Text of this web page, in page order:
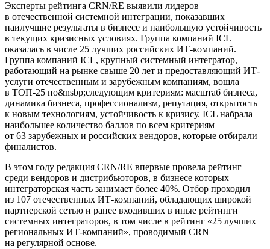
Эксперты рейтинга CRN/RE выявили лидеров
в отечественной системной интеграции, показавших
наилучшие результаты в бизнесе и наибольшую устойчивость
в текущих кризисных условиях. Группа компаний ICL
оказалась в числе 25 лучших российских ИТ-компаний.
Группа компаний ICL, крупный системный интегратор,
работающий на рынке свыше 20 лет и предоставляющий ИТ-
услуги отечественным и зарубежным компаниям, вошла
в ТОП-25 по&nsbp;следующим критериям: масштаб бизнеса,
динамика бизнеса, профессионализм, репутация, открытость
к новым технологиям, устойчивость к кризису. ICL набрала
наибольшее количество баллов по всем критериям
от 63 зарубежных и российских вендоров, которые отбирали
финалистов.
В этом году редакция CRN/RE впервые провела рейтинг
среди вендоров и дистрибьюторов, в бизнесе которых
интеграторская часть занимает более 40%. Отбор проходил
из 107 отечественных ИТ-компаний, обладающих широкой
партнерской сетью и ранее входивших в иные рейтинги
системных интеграторов, в том числе в рейтинг «25 лучших
региональных ИТ-компаний», проводимый CRN
на регулярной основе.